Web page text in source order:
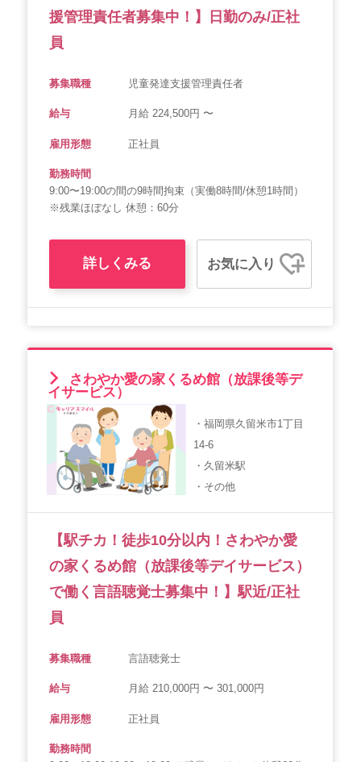
援管理責任者募集中！】日勤のみ/正社
員
募集職種 児童発達支援管理責任者
給与 月給 224,500円 〜
雇用形態 正社員
勤務時間
9:00〜19:00の間の9時間拘束（実働8時間/休憩1時間）
※残業ほぼなし 休憩：60分
詳しくみる お気に入り
さわやか愛の家くるめ館（放課後等デ
イサービス）
・福岡県久留米市1丁目
14-6
・久留米駅
・その他
【駅チカ！徒歩10分以内！さわやか愛
の家くるめ館（放課後等デイサービス）
で働く言語聴覚士募集中！】駅近/正社
員
募集職種 言語聴覚士
給与 月給 210,000円 〜 301,000円
雇用形態 正社員
勤務時間